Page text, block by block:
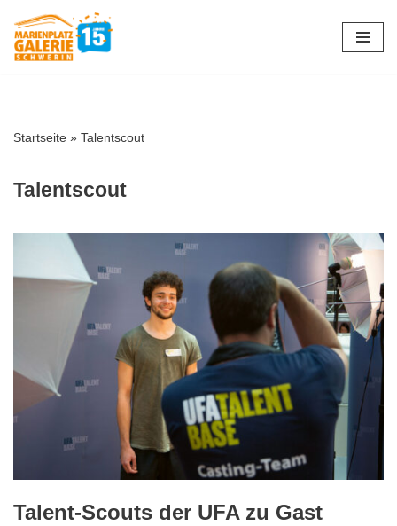
Zum
Startseite » Talentscout
Talentscout
Talent-Scouts der UFA zu Gast